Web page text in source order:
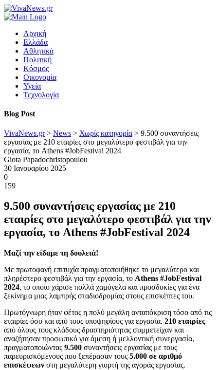
Αρχική
Ελλάδα
Αθλητικά
Πολιτική
Κόσμος
Οικονομία
Υγεία
Τεχνολογία
Blog Post
VivaNews.gr> News > Χωρίς κατηγορία > 9.500 συναντήσεις
εργασίας με 210 εταιρίες στο μεγαλύτερο φεστιβάλ για την
εργασία, το Athens #JobFestival 2024
Giota Papadochristopoulou
30 Ιανουαρίου 2025
0
159
9.500 συναντήσεις εργασίας με 210
εταιρίες στο μεγαλύτερο φεστιβάλ για την
εργασία, το Athens #JobFestival 2024
Μαζί την είδαμε τη δουλειά!
Με πρωτοφανή επιτυχία πραγματοποιήθηκε το μεγαλύτερο και
πληρέστερο φεστιβάλ για την εργασία, το Athens #JobFestival
2024, το οποίο χάρισε πολλά χαμόγελα και προσδοκίες για ένα
ξεκίνημα μιας λαμπρής σταδιοδρομίας στους επισκέπτες του.
Πρωτόγνωρη ήταν φέτος η πολύ μεγάλη ανταπόκριση τόσο από τις
εταιρίες όσο και από τους υποψηφίους για εργασία. 210 εταιρίες
από όλους τους κλάδους δραστηριότητας συμμετείχαν και
αναζήτησαν προσωπικό για άμεση ή μελλοντική συνεργασία,
πραγματοποιώντας 9.500 συναντήσεις εργασίας με τους
παρευρισκόμενους που ξεπέρασαν τους 5.000 σε αριθμό
επισκέψεων στη μεγαλύτερη γιορτή της αγοράς εργασίας.